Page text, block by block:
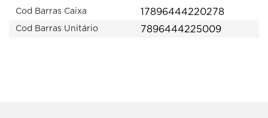
Cod Barras Caixa 17896444220278
Cod Barras Unitário 7896444225009